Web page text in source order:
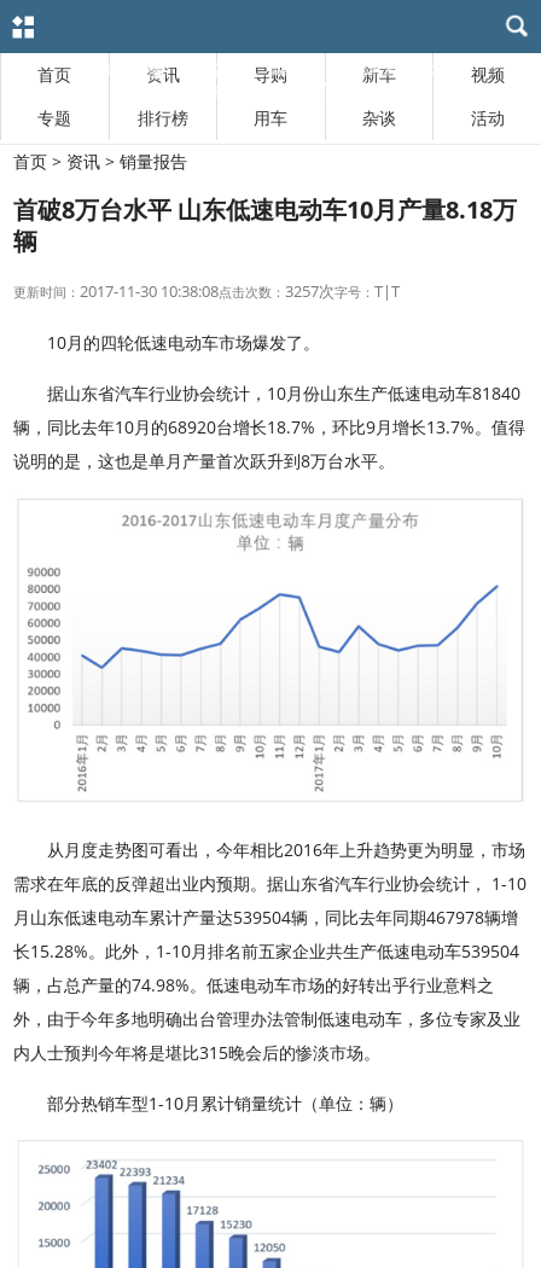
首页 资讯 导购 新车
视频
专题
排行榜 用车 杂谈
活动
首页 > 资讯 > 销量报告
首破8万台水平 山东低速电动车10月产量8.18万
辆
更新时间： 2017-11-30 10:38:08点击次数： 3257次字号：T|T
10月的四轮低速电动车市场爆发了。
据山东省汽车行业协会统计，10月份山东生产低速电动车81840
辆，同比去年10月的68920台增长18.7%，环比9月增长13.7%。值得
说明的是，这也是单月产量首次跃升到8万台水平。
从月度走势图可看出，今年相比2016年上升趋势更为明显，市场
需求在年底的反弹超出业内预期。据山东省汽车行业协会统计， 1-10
月山东低速电动车累计产量达539504辆，同比去年同期467978辆增
长15.28%。此外，1-10月排名前五家企业共生产低速电动车539504
辆，占总产量的74.98%。低速电动车市场的好转出乎行业意料之
外，由于今年多地明确出台管理办法管制低速电动车，多位专家及业
内人士预判今年将是堪比315晚会后的惨淡市场。
部分热销车型1-10月累计销量统计（单位：辆）